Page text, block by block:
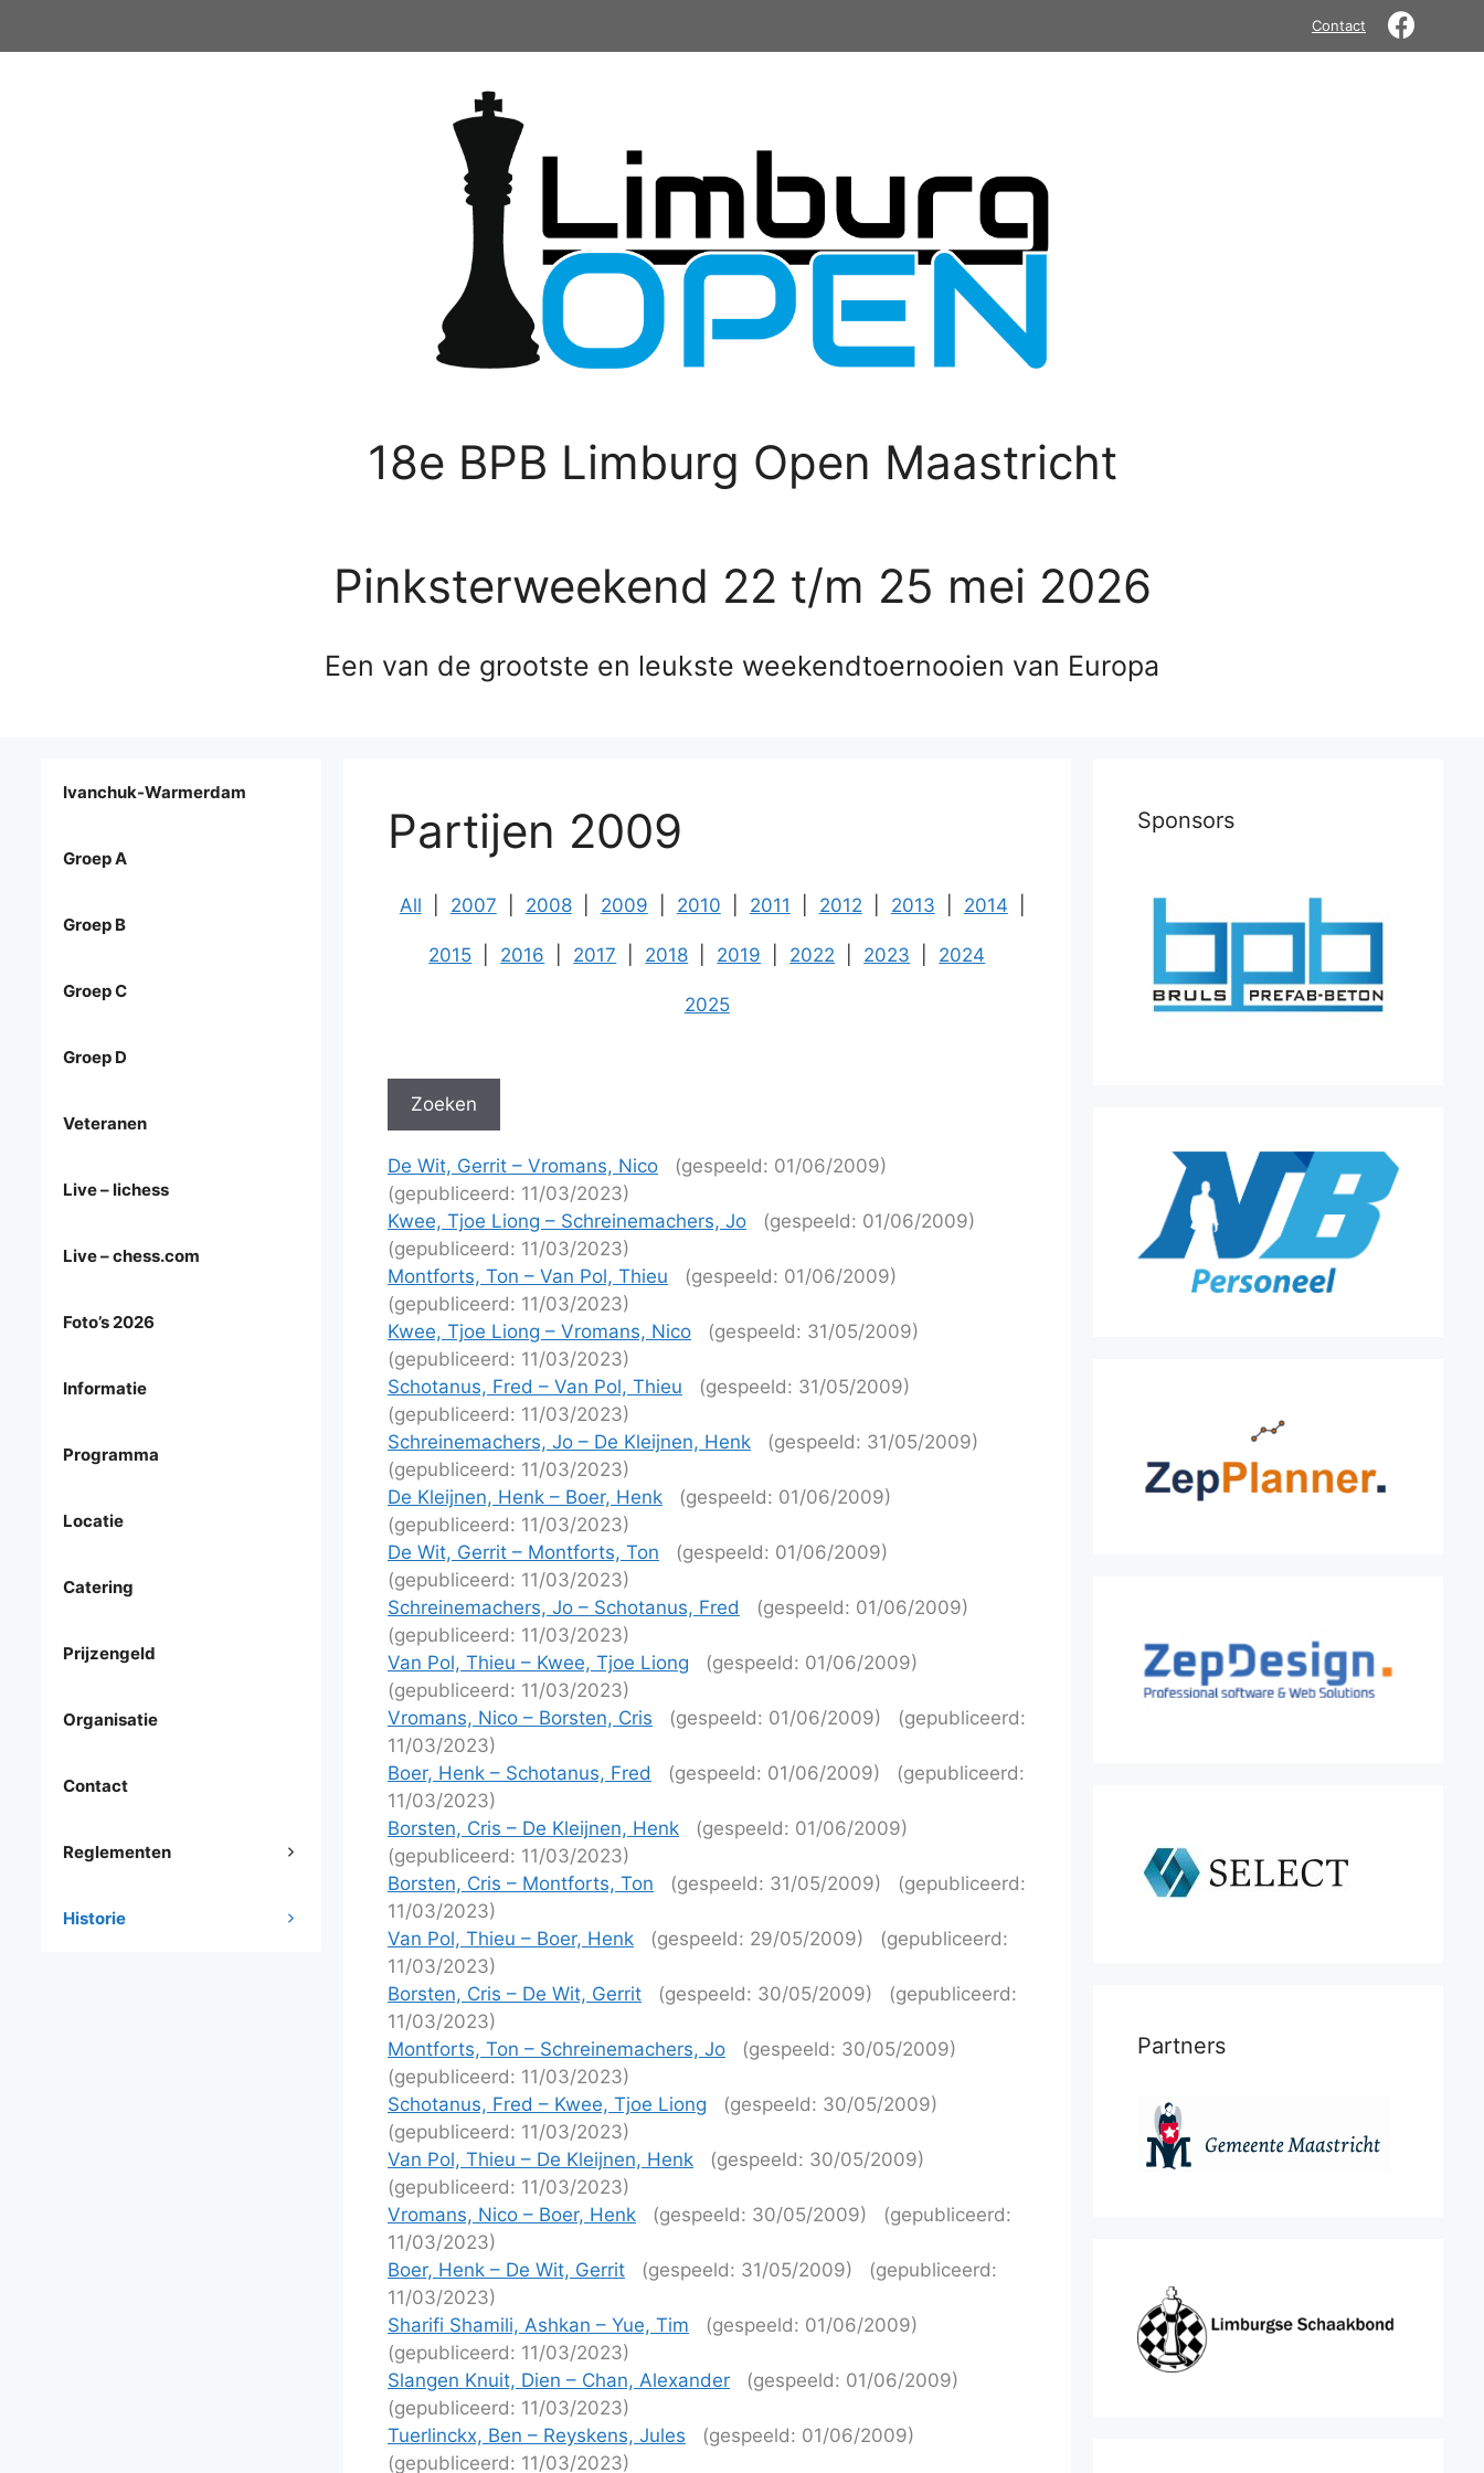
Contact
18e BPB Limburg Open Maastricht
Pinksterweekend 22 t/m 25 mei 2026
Een van de grootste en leukste weekendtoernooien van Europa
Partijen 2009
All 2007 2008 2009 2010 2011 2012 2013 2014
2015 2016 2017 2018 2019 2022 2023 2024
2025
De Wit, Gerrit – Vromans, Nico
(gespeeld: 01/06/2009)
(gepubliceerd: 11/03/2023)
Kwee, Tjoe Liong – Schreinemachers, Jo
(gespeeld: 01/06/2009)
(gepubliceerd: 11/03/2023)
Montforts, Ton – Van Pol, Thieu
(gespeeld: 01/06/2009)
(gepubliceerd: 11/03/2023)
Kwee, Tjoe Liong – Vromans, Nico
(gespeeld: 31/05/2009)
(gepubliceerd: 11/03/2023)
Schotanus, Fred – Van Pol, Thieu
(gespeeld: 31/05/2009)
(gepubliceerd: 11/03/2023)
Schreinemachers, Jo – De Kleijnen, Henk
(gespeeld: 31/05/2009)
(gepubliceerd: 11/03/2023)
De Kleijnen, Henk – Boer, Henk
(gespeeld: 01/06/2009)
(gepubliceerd: 11/03/2023)
De Wit, Gerrit – Montforts, Ton
(gespeeld: 01/06/2009)
(gepubliceerd: 11/03/2023)
Schreinemachers, Jo – Schotanus, Fred
(gespeeld: 01/06/2009)
(gepubliceerd: 11/03/2023)
Van Pol, Thieu – Kwee, Tjoe Liong
(gespeeld: 01/06/2009)
(gepubliceerd: 11/03/2023)
Vromans, Nico – Borsten, Cris
(gespeeld: 01/06/2009)
(gepubliceerd:
11/03/2023)
Boer, Henk – Schotanus, Fred
(gespeeld: 01/06/2009)
(gepubliceerd:
11/03/2023)
Borsten, Cris – De Kleijnen, Henk
(gespeeld: 01/06/2009)
(gepubliceerd: 11/03/2023)
Borsten, Cris – Montforts, Ton
(gespeeld: 31/05/2009)
(gepubliceerd:
11/03/2023)
Van Pol, Thieu – Boer, Henk
(gespeeld: 29/05/2009)
(gepubliceerd:
11/03/2023)
Borsten, Cris – De Wit, Gerrit
(gespeeld: 30/05/2009)
(gepubliceerd:
11/03/2023)
Montforts, Ton – Schreinemachers, Jo
(gespeeld: 30/05/2009)
(gepubliceerd: 11/03/2023)
Schotanus, Fred – Kwee, Tjoe Liong
(gespeeld: 30/05/2009)
(gepubliceerd: 11/03/2023)
Van Pol, Thieu – De Kleijnen, Henk
(gespeeld: 30/05/2009)
(gepubliceerd: 11/03/2023)
Vromans, Nico – Boer, Henk
(gespeeld: 30/05/2009)
(gepubliceerd:
11/03/2023)
Boer, Henk – De Wit, Gerrit
(gespeeld: 31/05/2009)
(gepubliceerd:
11/03/2023)
Sharifi Shamili, Ashkan – Yue, Tim
(gespeeld: 01/06/2009)
(gepubliceerd: 11/03/2023)
Slangen Knuit, Dien – Chan, Alexander
(gespeeld: 01/06/2009)
(gepubliceerd: 11/03/2023)
Tuerlinckx, Ben – Reyskens, Jules
(gespeeld: 01/06/2009)
(gepubliceerd: 11/03/2023)
Ivanchuk-Warmerdam
Groep A
Groep B
Groep C
Groep D
Veteranen
Live – lichess
Live – chess.com
Foto’s 2026
Informatie
Programma
Locatie
Catering
Prijzengeld
Organisatie
Contact
Reglementen
Historie
Sponsors
Partners